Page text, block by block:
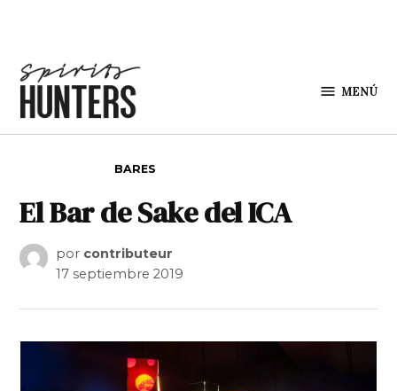
MENÚ
BARES
El Bar de Sake del ICA
por contributeur
17 septiembre 2019